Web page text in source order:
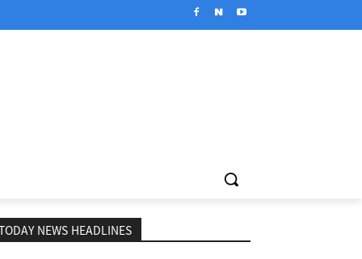
NEWS HEADLINES